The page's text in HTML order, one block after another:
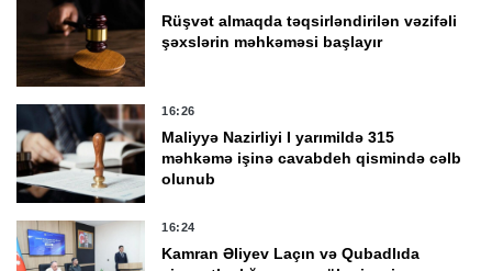
Rüşvət almaqda təqsirləndirilən vəzifəli
şəxslərin məhkəməsi başlayır
16:26
Maliyyə Nazirliyi I yarımildə 315
məhkəmə işinə cavabdeh qismində cəlb
olunub
16:24
Kamran Əliyev Laçın və Qubadlıda